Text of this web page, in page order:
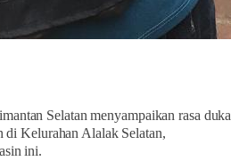
Selatan menyampaikan rasa duka
di Kelurahan Alalak Selatan,
ini.